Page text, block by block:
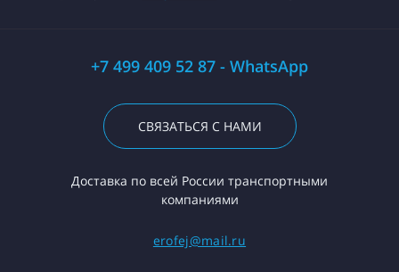
+7 499 409 52 87 - WhatsApp
СВЯЗАТЬСЯ С НАМИ
Доставка по всей России транспортными
компаниями
erofej@mail.ru